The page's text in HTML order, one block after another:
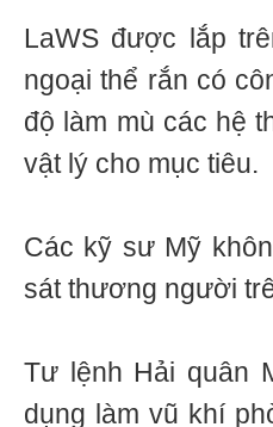
LaWS được lắp
ngoại thể rắn có
độ làm mù các hệ
vật lý cho mục tiêu.
Các kỹ sư Mỹ
sát thương người
Tư lệnh Hải quân
dụng làm vũ khí